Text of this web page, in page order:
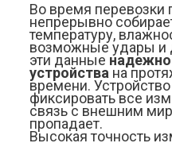
Во время перевозки
непрерывно
температуру,
возможные удары и
эти данные надежно
устройства на
времени.
фиксировать все
связь с внешним
пропадает.
Высокая точность